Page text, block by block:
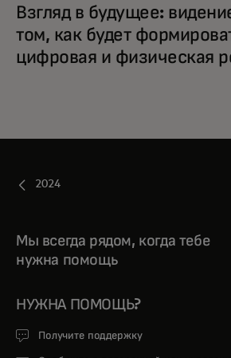
Взгляд в будущее:
том, как будет
цифровая и физическая
2024
Мы всегда рядом, когда тебе
нужна помощь
НУЖНА ПОМОЩЬ?
Получите поддержку